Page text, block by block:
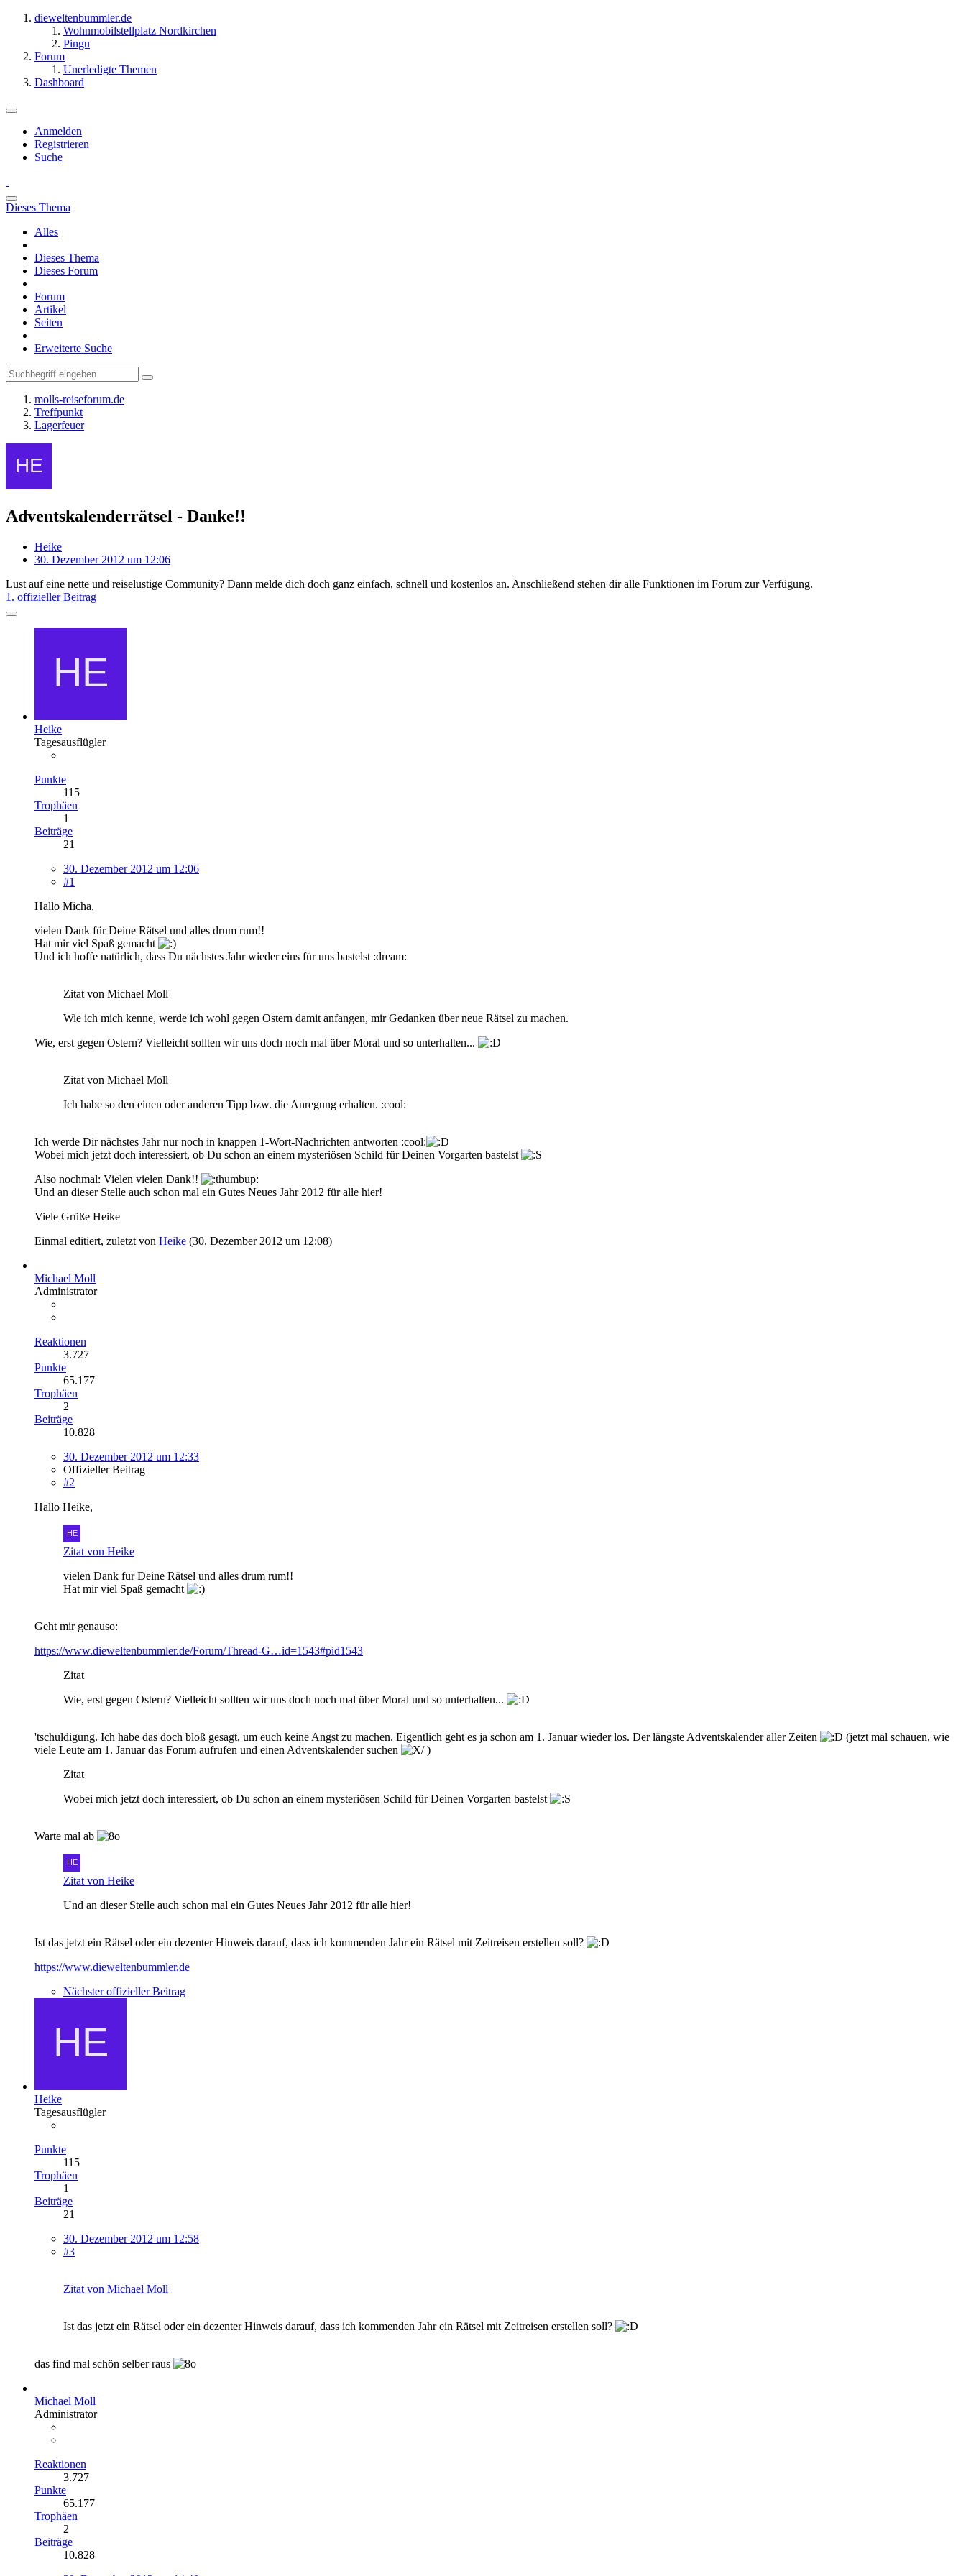
dieweltenbummler.de
Wohnmobilstellplatz Nordkirchen
Pingu
Forum
Unerledigte Themen
Dashboard
Anmelden
Registrieren
Suche
Dieses Thema
Alles
Dieses Thema
Dieses Forum
Forum
Artikel
Seiten
Erweiterte Suche
molls-reiseforum.de
Treffpunkt
Lagerfeuer
Adventskalenderrätsel - Danke!!
Heike
30. Dezember 2012 um 12:06
Lust auf eine nette und reiselustige Community? Dann melde dich doch ganz einfach, schnell und kostenlos an. Anschließend stehen dir alle Funktionen im Forum zur Verfügung.
1. offizieller Beitrag
Heike
Tagesausflügler
Punkte
115
Trophäen
1
Beiträge
21
30. Dezember 2012 um 12:06
#1
Hallo Micha,
vielen Dank für Deine Rätsel und alles drum rum!!
Hat mir viel Spaß gemacht
Und ich hoffe natürlich, dass Du nächstes Jahr wieder eins für uns bastelst :dream:
Zitat von Michael Moll
Wie ich mich kenne, werde ich wohl gegen Ostern damit anfangen, mir Gedanken über neue Rätsel zu machen.
Wie, erst gegen Ostern? Vielleicht sollten wir uns doch noch mal über Moral und so unterhalten...
Zitat von Michael Moll
Ich habe so den einen oder anderen Tipp bzw. die Anregung erhalten. :cool:
Ich werde Dir nächstes Jahr nur noch in knappen 1-Wort-Nachrichten antworten :cool:
Wobei mich jetzt doch interessiert, ob Du schon an einem mysteriösen Schild für Deinen Vorgarten bastelst
Also nochmal: Vielen vielen Dank!!
Und an dieser Stelle auch schon mal ein Gutes Neues Jahr 2012 für alle hier!
Viele Grüße Heike
Einmal editiert, zuletzt von Heike (30. Dezember 2012 um 12:08)
Michael Moll
Administrator
Reaktionen
3.727
Punkte
65.177
Trophäen
2
Beiträge
10.828
30. Dezember 2012 um 12:33
Offizieller Beitrag
#2
Hallo Heike,
Zitat von Heike
vielen Dank für Deine Rätsel und alles drum rum!!
Hat mir viel Spaß gemacht
Geht mir genauso:
https://www.dieweltenbummler.de/Forum/Thread-G…id=1543#pid1543
Zitat
Wie, erst gegen Ostern? Vielleicht sollten wir uns doch noch mal über Moral und so unterhalten...
'tschuldigung. Ich habe das doch bloß gesagt, um euch keine Angst zu machen. Eigentlich geht es ja schon am 1. Januar wieder los. Der längste Adventskalender aller Zeiten
(jetzt mal schauen, wie
viele Leute am 1. Januar das Forum aufrufen und einen Adventskalender suchen
)
Zitat
Wobei mich jetzt doch interessiert, ob Du schon an einem mysteriösen Schild für Deinen Vorgarten bastelst
Warte mal ab
Zitat von Heike
Und an dieser Stelle auch schon mal ein Gutes Neues Jahr 2012 für alle hier!
Ist das jetzt ein Rätsel oder ein dezenter Hinweis darauf, dass ich kommenden Jahr ein Rätsel mit Zeitreisen erstellen soll?
https://www.dieweltenbummler.de
Nächster offizieller Beitrag
Heike
Tagesausflügler
Punkte
115
Trophäen
1
Beiträge
21
30. Dezember 2012 um 12:58
#3
Zitat von Michael Moll
Ist das jetzt ein Rätsel oder ein dezenter Hinweis darauf, dass ich kommenden Jahr ein Rätsel mit Zeitreisen erstellen soll?
das find mal schön selber raus
Michael Moll
Administrator
Reaktionen
3.727
Punkte
65.177
Trophäen
2
Beiträge
10.828